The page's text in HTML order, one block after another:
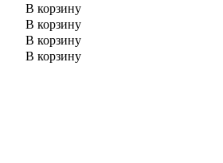
В корзину
В корзину
В корзину
В корзину